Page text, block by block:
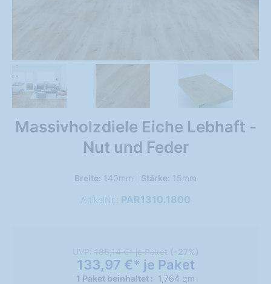
Massivholzdiele Eiche Lebhaft -
Nut und Feder
Breite: 140mm | Stärke: 15mm
ArtikelNr.: PAR1310.1800
133,97 €* je Paket
1 Paket beinhaltet 1,764 qm